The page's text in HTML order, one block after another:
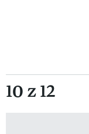
10 z 12